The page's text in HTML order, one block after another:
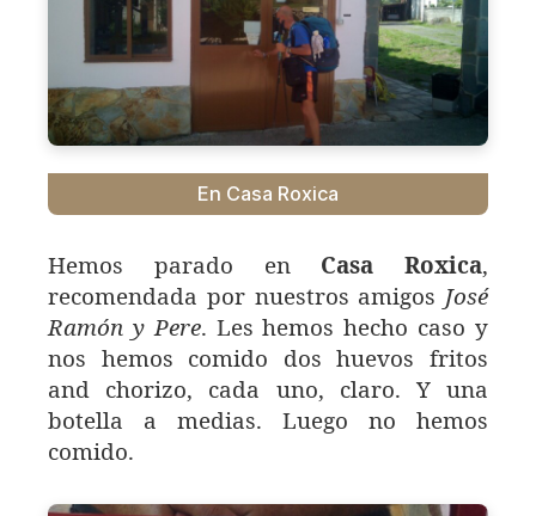
En Casa Roxica
Hemos parado en Casa Roxica,
recomendada por nuestros amigos José
Ramón y Pere. Les hemos hecho caso y
nos hemos comido dos huevos fritos
and chorizo, cada uno, claro. Y una
botella a medias. Luego no hemos
comido.